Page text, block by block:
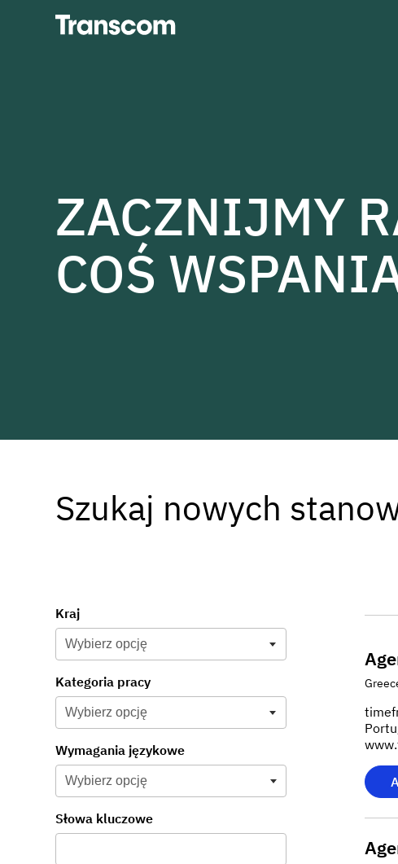
Transcom
ZACZNIJMY
COŚ
Szukaj nowych
Search for open positions fields
KrajWybierz opcję
Wybierz opcję
Kategoria pracyWybierz opcję
Wybierz opcję
Wymagania językowe
Słowa kluczowe